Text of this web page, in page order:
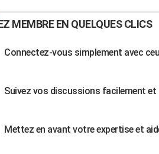
MEMBRE EN QUELQUES CLICS
Connectez-vous simplement avec
Suivez vos discussions facilement et
Mettez en avant votre expertise et